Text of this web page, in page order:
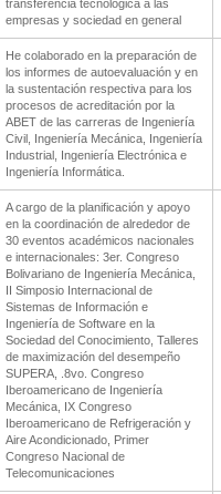
transferencia tecnológica a las
empresas y sociedad en general
He colaborado en la preparación de
los informes de autoevaluación y en
la sustentación respectiva para los
procesos de acreditación por la
ABET de las carreras de Ingeniería
Civil, Ingeniería Mecánica, Ingeniería
Industrial, Ingeniería Electrónica e
Ingeniería Informática.
A cargo de la planificación y apoyo
en la coordinación de alrededor de
30 eventos académicos nacionales
e internacionales: 3er. Congreso
Bolivariano de Ingeniería Mecánica,
II Simposio Internacional de
Sistemas de Información e
Ingeniería de Software en la
Sociedad del Conocimiento, Talleres
de maximización del desempeño
SUPERA, .8vo. Congreso
Iberoamericano de Ingeniería
Mecánica, IX Congreso
Iberoamericano de Refrigeración y
Aire Acondicionado, Primer
Congreso Nacional de
Telecomunicaciones